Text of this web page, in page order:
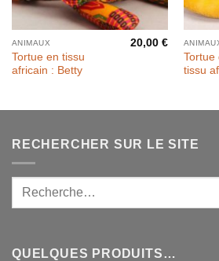
ANIMAUX
Tortue en tissu
africain : Betty
20,00€
Tortue
tissu
RECHERCHER SUR LE SITE
QUELQUES PRODUITS…